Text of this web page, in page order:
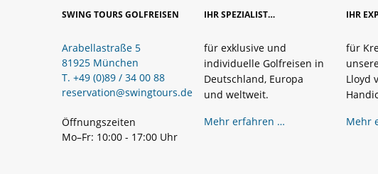
SWING TOURS GOLFREISEN
Arabellastraße 5
81925 München
T. +49 (0)89 / 34 00 88
reservation@swingtours.de
Öffnungszeiten
Mo–Fr: 10:00 - 17:00 Uhr
IHR SPEZIALIST…
für exklusive und
individuelle Golfreisen in
Deutschland, Europa
und weltweit.
Mehr erfahren …
IHR
für
Lloyd
Mehr